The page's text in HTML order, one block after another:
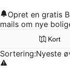
Opret en gratis
mails om nye
Kort
Sortering:Nyeste